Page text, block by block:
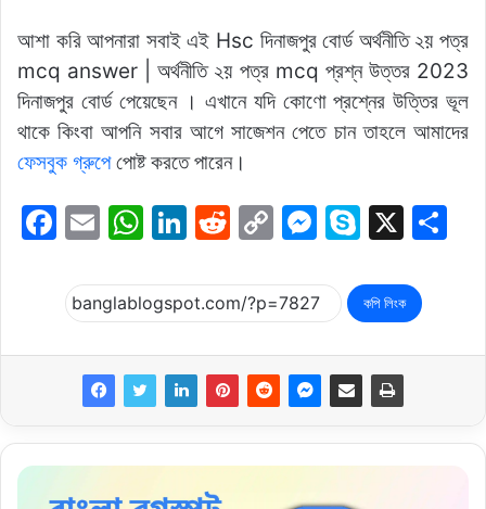
আশা করি আপনারা সবাই এই Hsc দিনাজপুর বোর্ড অর্থনীতি ২য় পত্র
mcq answer | অর্থনীতি ২য় পত্র mcq প্রশ্ন উত্তর 2023
দিনাজপুর বোর্ড পেয়েছেন । এখানে যদি কোণো প্রশ্নের উত্তির ভূল
থাকে কিংবা আপনি সবার আগে সাজেশন পেতে চান তাহলে আমাদের
ফেসবুক গ্রুপেপোষ্ট করতে পারেন।
F
c
e
b
k
E
ai
l
W
at
s
A
p
Li
k
e
dI
n
R
d
di
t
C
p
y
Li
n
M
s
s
e
n
er
S
y
p
e
X
কপি লিংক